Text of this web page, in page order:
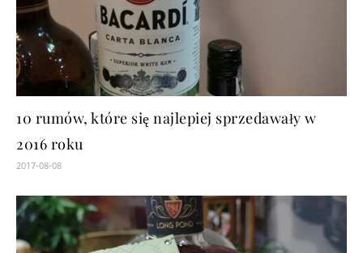
10 rumów, które się najlepiej sprzedawały w
2016 roku
2017-08-08